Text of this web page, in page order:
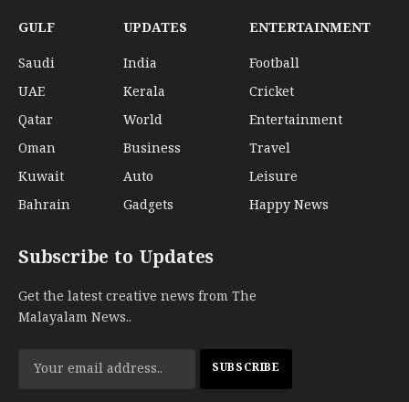
GULF
Saudi
UAE
Qatar
Oman
Kuwait
Bahrain
UPDATES
India
Kerala
World
Business
Auto
Gadgets
ENTERTAINMENT
Football
Cricket
Entertainment
Travel
Leisure
Happy News
Subscribe to Updates
Get the latest creative news from The
Malayalam News..